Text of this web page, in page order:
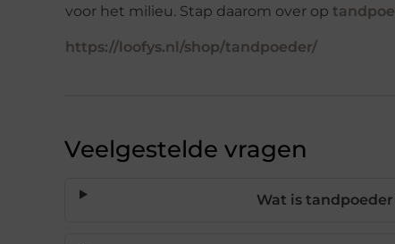
voor het milieu. Stap daarom over op
https://loofys.nl/shop/tandpoeder/
Veelgestelde vragen
Wat is